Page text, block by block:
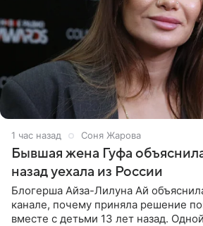
1 час назад Соня Жарова
Бывшая жена Гуфа
назад уехала из России
Блогерша Айза-Лилуна Ай
канале, почему приняла решение
вместе с детьми 13 лет назад.